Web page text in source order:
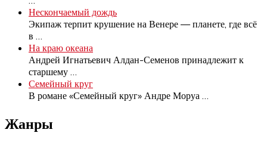
Нескончаемый дождь
Экипаж терпит крушение на Венере — планете, где всё
в
На краю океана
Андрей Игнатьевич Алдан-Семенов принадлежит к
старшему
Семейный круг
В романе «Семейный круг» Андре Моруа
Жанры